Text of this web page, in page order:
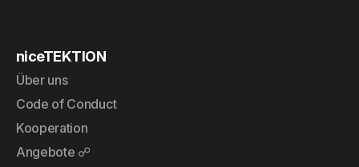
niceTEKTION
Über uns
Code of Conduct
Kooperation
Angebote ☍